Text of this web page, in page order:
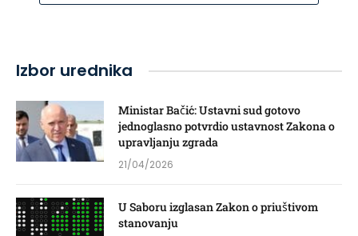
Izbor urednika
Ministar Bačić: Ustavni sud gotovo
jednoglasno potvrdio ustavnost Zakona o
upravljanju zgrada
21/04/2026
U Saboru izglasan Zakon o priuštivom
stanovanju